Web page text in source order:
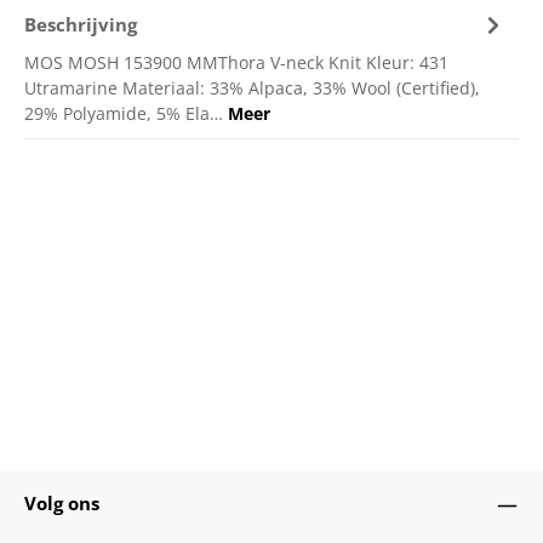
Beschrijving
MOS MOSH 153900 MMThora V-neck Knit Kleur: 431
Utramarine Materiaal: 33% Alpaca, 33% Wool (Certified),
29% Polyamide, 5% Ela… Meer
Volg ons